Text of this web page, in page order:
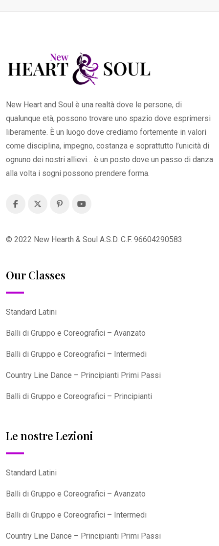
New Heart and Soul è una realtà dove le persone, di
qualunque età, possono trovare uno spazio dove esprimersi
liberamente. È un luogo dove crediamo fortemente in valori
come disciplina, impegno, costanza e soprattutto l’unicità di
ognuno dei nostri allievi… è un posto dove un passo di danza
alla volta i sogni possono prendere forma.
© 2022 New Hearth & Soul A.S.D. C.F. 96604290583
Our Classes
Standard Latini
Balli di Gruppo e Coreografici – Avanzato
Balli di Gruppo e Coreografici – Intermedi
Country Line Dance – Principianti Primi Passi
Balli di Gruppo e Coreografici – Principianti
Le nostre Lezioni
Standard Latini
Balli di Gruppo e Coreografici – Avanzato
Balli di Gruppo e Coreografici – Intermedi
Country Line Dance – Principianti Primi Passi